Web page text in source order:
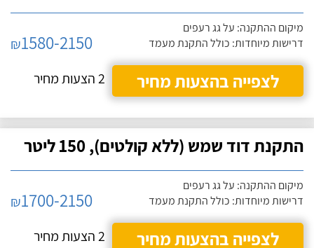
מיקום ההתקנה: על גג רעפים
דרישות מיוחדות: כולל התקנת מעמד
₪1580-2150
לצפייה בהצעות מחיר
2 הצעות מחיר
התקנת דוד שמש (ללא קולטים), 150 ליטר
מיקום ההתקנה: על גג רעפים
דרישות מיוחדות: כולל התקנת מעמד
₪1700-2150
לצפייה בהצעות מחיר
2 הצעות מחיר